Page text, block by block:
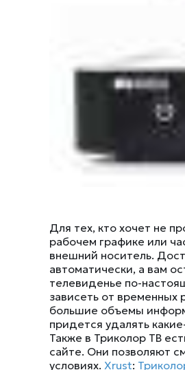
Для тех, кто хочет не
рабочем графике или
внешний носитель.
автоматически, а вам
телевиденье по-
зависеть от временных
большие объемы
придется удалять
Также в Триколор ТВ
сайте. Они позволяют
условиях. Xrust: